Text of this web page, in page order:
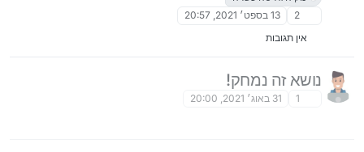
2
13 בספט׳ 2021, 20:57
אין תגובות
נושא זה נמחק!
1 31 באוג׳ 2021, 20:00